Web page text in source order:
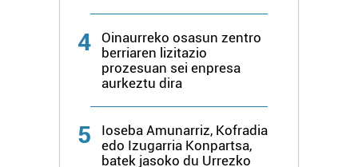
4
Oinaurreko osasun zentro
berriaren lizitazio
prozesuan sei enpresa
aurkeztu dira
5
Ioseba Amunarriz, Kofradia
edo Izugarria Konpartsa,
batek jasoko du Urrezko